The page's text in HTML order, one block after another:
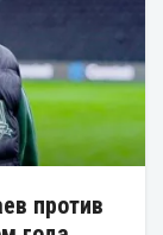
против